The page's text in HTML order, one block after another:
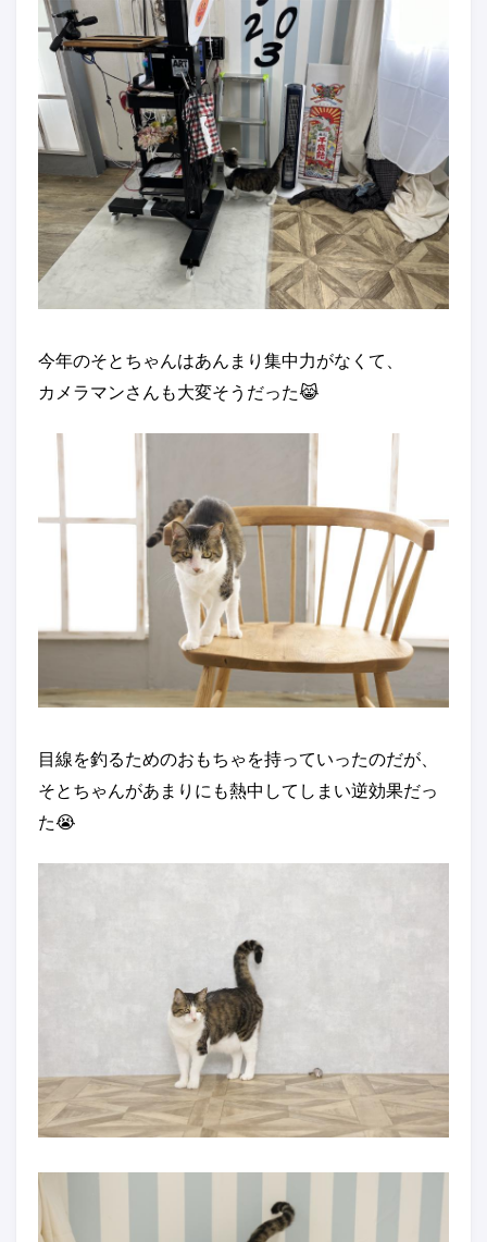
今年のそとちゃんはあんまり集中力がなくて、
カメラマンさんも大変そうだった😹
目線を釣るためのおもちゃを持っていったのだが、
そとちゃんがあまりにも熱中してしまい逆効果だっ
た😭